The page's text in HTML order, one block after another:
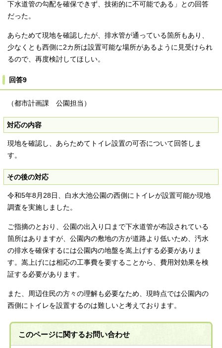
下水道管の勾配を確保できず、技術的に不可能である」との回答
だった。
あらためて現地を確認したが、排水管が通っている箇所もあり、
少なくとも西側に2カ所は設置可能な場所があるように見受けられ
るので、再度検討してほしい。
回答9
（都市計画課 公園担当）
対応の内容
現地を確認し、あらためてトイレ設置の可否について回答しま
す。
その後の対応
令和5年8月28日、白水大池公園の西側にトイレが設置可能か現地
調査を実施しました。
ご指摘のとおり、公園の出入り口まで下水道管が布設されている
箇所はありますが、公園内の敷地の方が道路より低いため、汚水
の排水を確保するには公園内の地盤を嵩上げする必要がありま
す。嵩上げには相応の工事費を要することから、費用対効果を検
証する必要があります。
また、周辺住民の方々の理解も必要なため、現時点では公園内の
西側にトイレを設置するのは難しいと考えております。
このページに関するお問い合わせ